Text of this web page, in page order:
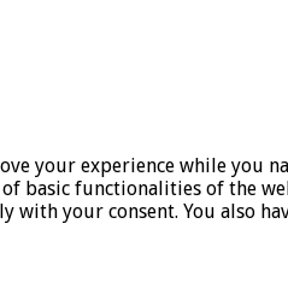
your experience while you
basic functionalities of the
your consent. You also